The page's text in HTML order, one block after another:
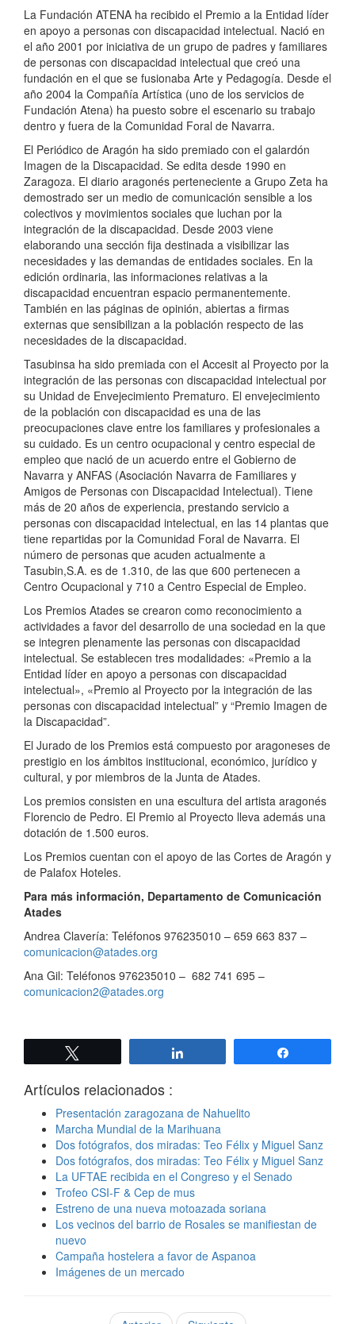
La Fundación ATENA ha recibido el Premio a la Entidad líder
en apoyo a personas con discapacidad intelectual. Nació en
el año 2001 por iniciativa de un grupo de padres y familiares
de personas con discapacidad intelectual que creó una
fundación en el que se fusionaba Arte y Pedagogía. Desde el
año 2004 la Compañía Artística (uno de los servicios de
Fundación Atena) ha puesto sobre el escenario su trabajo
dentro y fuera de la Comunidad Foral de Navarra.
El Periódico de Aragón ha sido premiado con el galardón
Imagen de la Discapacidad. Se edita desde 1990 en
Zaragoza. El diario aragonés perteneciente a Grupo Zeta ha
demostrado ser un medio de comunicación sensible a los
colectivos y movimientos sociales que luchan por la
integración de la discapacidad. Desde 2003 viene
elaborando una sección fija destinada a visibilizar las
necesidades y las demandas de entidades sociales. En la
edición ordinaria, las informaciones relativas a la
discapacidad encuentran espacio permanentemente.
También en las páginas de opinión, abiertas a firmas
externas que sensibilizan a la población respecto de las
necesidades de la discapacidad.
Tasubinsa ha sido premiada con el Accesit al Proyecto por la
integración de las personas con discapacidad intelectual por
su Unidad de Envejecimiento Prematuro. El envejecimiento
de la población con discapacidad es una de las
preocupaciones clave entre los familiares y profesionales a
su cuidado. Es un centro ocupacional y centro especial de
empleo que nació de un acuerdo entre el Gobierno de
Navarra y ANFAS (Asociación Navarra de Familiares y
Amigos de Personas con Discapacidad Intelectual). Tiene
más de 20 años de experiencia, prestando servicio a
personas con discapacidad intelectual, en las 14 plantas que
tiene repartidas por la Comunidad Foral de Navarra. El
número de personas que acuden actualmente a
Tasubin,S.A. es de 1.310, de las que 600 pertenecen a
Centro Ocupacional y 710 a Centro Especial de Empleo.
Los Premios Atades se crearon como reconocimiento a
actividades a favor del desarrollo de una sociedad en la que
se integren plenamente las personas con discapacidad
intelectual. Se establecen tres modalidades: «Premio a la
Entidad líder en apoyo a personas con discapacidad
intelectual», «Premio al Proyecto por la integración de las
personas con discapacidad intelectual” y “Premio Imagen de
la Discapacidad”.
El Jurado de los Premios está compuesto por aragoneses de
prestigio en los ámbitos institucional, económico, jurídico y
cultural, y por miembros de la Junta de Atades.
Los premios consisten en una escultura del artista aragonés
Florencio de Pedro. El Premio al Proyecto lleva además una
dotación de 1.500 euros.
Los Premios cuentan con el apoyo de las Cortes de Aragón y
de Palafox Hoteles.
Para más información, Departamento de Comunicación
Atades
Andrea Clavería: Teléfonos 976235010 – 659 663 837 –
comunicacion@atades.org
Ana Gil: Teléfonos 976235010 – 682 741 695 –
comunicacion2@atades.org
Artículos relacionados :
Presentación zaragozana de Nahuelito
Marcha Mundial de la Marihuana
Dos fotógrafos, dos miradas: Teo Félix y Miguel Sanz
Dos fotógrafos, dos miradas: Teo Félix y Miguel Sanz
La UFTAE recibida en el Congreso y el Senado
Trofeo CSI-F & Cep de mus
Estreno de una nueva motoazada soriana
Los vecinos del barrio de Rosales se manifiestan de
nuevo
Campaña hostelera a favor de Aspanoa
Imágenes de un mercado